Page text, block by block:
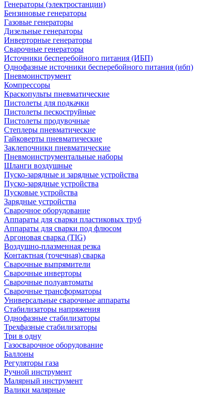
Генераторы (электростанции)
Бензиновые генераторы
Газовые генераторы
Дизельные генераторы
Инверторные генераторы
Сварочные генераторы
Источники бесперебойного питания (ИБП)
Однофазные источники бесперебойного питания (ибп)
Пневмоинструмент
Компрессоры
Краскопульты пневматические
Пистолеты для подкачки
Пистолеты пескоструйные
Пистолеты продувочные
Степлеры пневматические
Гайковерты пневматические
Заклепочники пневматические
Пневмоинструментальные наборы
Шланги воздушные
Пуско-зарядные и зарядные устройства
Пуско-зарядные устройства
Пусковые устройства
Зарядные устройства
Сварочное оборудование
Аппараты для сварки пластиковых труб
Аппараты для сварки под флюсом
Аргоновая сварка (TIG)
Воздушно-плазменная резка
Контактная (точечная) сварка
Сварочные выпрямители
Сварочные инверторы
Сварочные полуавтоматы
Сварочные трансформаторы
Универсальные сварочные аппараты
Стабилизаторы напряжения
Однофазные стабилизаторы
Трехфазные стабилизаторы
Три в одну
Газосварочное оборудование
Баллоны
Регуляторы газа
Ручной инструмент
Малярный инструмент
Валики малярные